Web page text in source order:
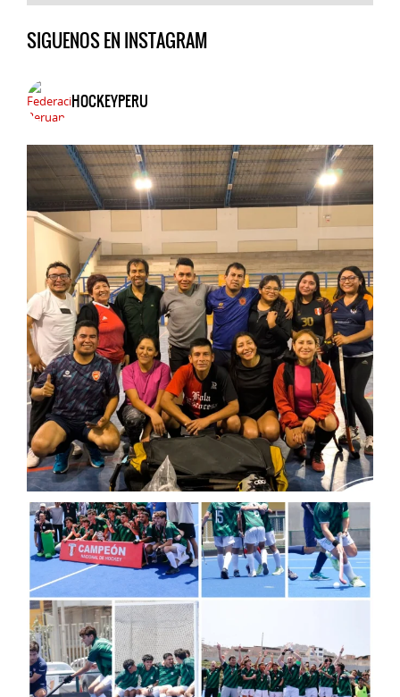
SIGUENOS EN INSTAGRAM
HOCKEYPERU